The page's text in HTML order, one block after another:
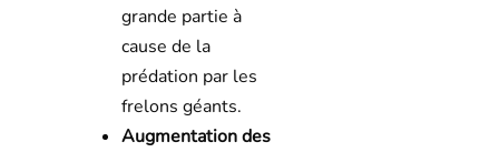
grande partie à
cause de la
prédation par les
frelons géants.
Augmentation des